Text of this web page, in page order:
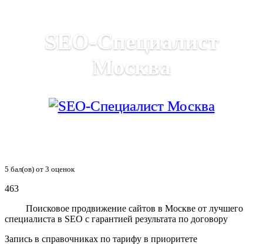
SEO-Специалист
Москва
5 бал(ов) от 3 оценок
463
Поисковое продвижение сайтов в Москве от лучшего
специалиста в SEO с гарантией результата по договору
Запись в справочниках по тарифу в приоритете